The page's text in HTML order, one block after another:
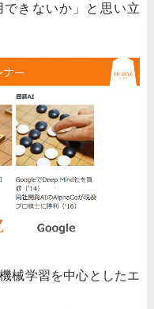
きないか」と思い立
械学習を中心としたエ